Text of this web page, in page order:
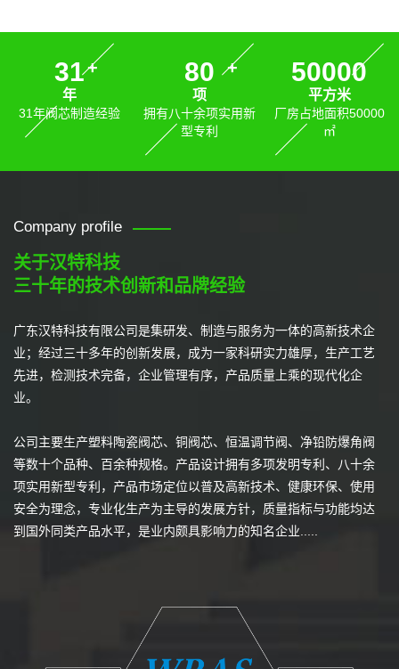
31
年
+
31年阀芯制造经验
80
项
+
拥有八十余项实用新
型专利
50000
平方米
厂房占地面积50000
㎡
Company profile
关于汉特科技
三十年的技术创新和品牌经验
广东汉特科技有限公司是集研发、制造与服务为一体的高新技术企
业；经过三十多年的创新发展，成为一家科研实力雄厚，生产工艺
先进，检测技术完备，企业管理有序，产品质量上乘的现代化企
业。
公司主要生产塑料陶瓷阀芯、铜阀芯、恒温调节阀、净铅防爆角阀
等数十个品种、百余种规格。产品设计拥有多项发明专利、八十余
项实用新型专利，产品市场定位以普及高新技术、健康环保、使用
安全为理念，专业化生产为主导的发展方针，质量指标与功能均达
到国外同类产品水平，是业内颇具影响力的知名企业.....